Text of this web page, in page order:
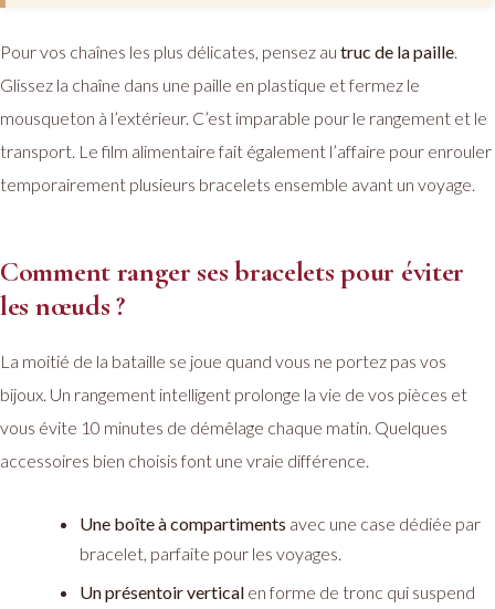
Pour vos chaînes les plus délicates, pensez au truc de la paille
Glissez la chaîne dans une paille en plastique et fermez le
mousqueton à l’extérieur. C’est imparable pour le rangement et le
transport. Le film alimentaire fait également l’affaire pour enrouler
temporairement plusieurs bracelets ensemble avant un voyage.
Comment ranger ses bracelets pour éviter
les nœuds ?
La moitié de la bataille se joue quand vous ne portez pas vos
bijoux. Un rangement intelligent prolonge la vie de vos pièces et
vous évite 10 minutes de démêlage chaque matin. Quelques
accessoires bien choisis font une vraie différence.
Une boîte à compartiments avec une case dédiée par
bracelet, parfaite pour les voyages.
Un présentoir vertical en forme de tronc qui suspend